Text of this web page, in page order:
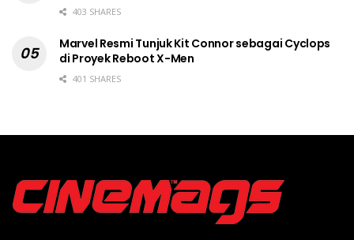
403 SHARES
Marvel Resmi Tunjuk Kit Connor sebagai Cyclops
di Proyek Reboot X-Men
401 SHARES